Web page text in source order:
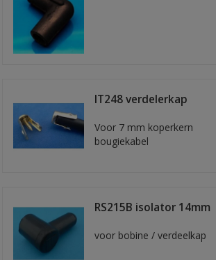
IT248 verdelerkap
Voor 7 mm koperkern
bougiekabel
RS215B isolator 14mm
voor bobine / verdeelkap